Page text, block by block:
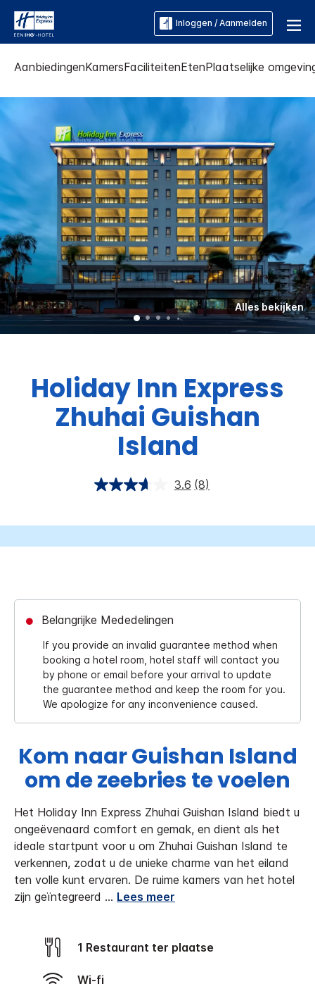
Inloggen / Aanmelden
AanbiedingenKamersFaciliteitenEtenPlaatselijke
Alles bekijken
Holiday Inn Express
Zhuhai Guishan
Island
3.6 (8)
Belangrijke Mededelingen
If you provide an invalid guarantee method when
booking a hotel room, hotel staff will contact you
by phone or email before your arrival to update
the guarantee method and keep the room for you.
We apologize for any inconvenience caused.
Kom naar Guishan Island
om de zeebries te voelen
Het Holiday Inn Express Zhuhai Guishan Island biedt u
ongeëvenaard comfort en gemak, en dient als het
ideale startpunt voor u om Zhuhai Guishan Island te
verkennen, zodat u de unieke charme van het eiland
ten volle kunt ervaren. De ruime kamers van het hotel
zijn geïntegreerd ... Lees meer
1 Restaurant ter plaatse
Wi-fi